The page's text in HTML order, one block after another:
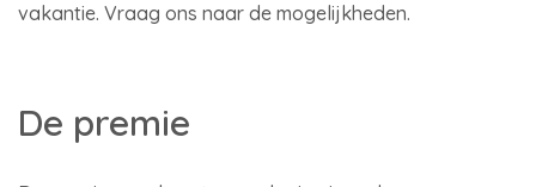
vakantie. Vraag ons naar de mogelijkheden.
De premie